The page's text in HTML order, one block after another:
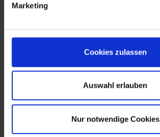
Marketing
Cookies zulassen
Auswahl erlauben
Nur notwendige Cookies
Filzpantoffel HASLACH (grau)
32.90 €